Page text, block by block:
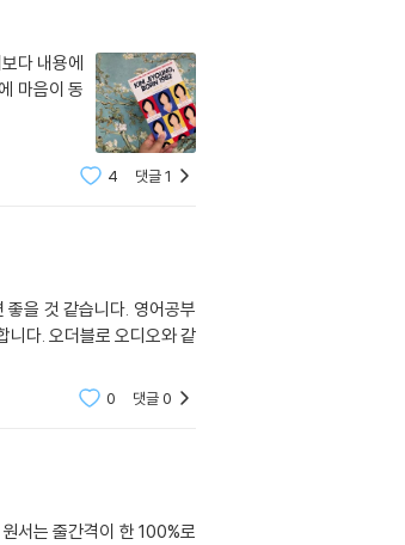
다 내용에
마음이 동
4 댓글1
습니다. 영어공부
와 같
0 댓글0
서는 줄간격이 한 100%로